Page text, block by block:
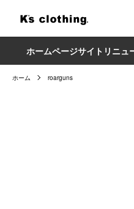
ホームページサイトリニュ
ホーム roarguns